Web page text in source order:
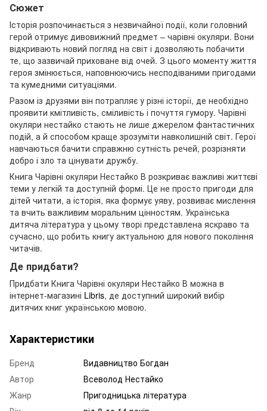
Сюжет
Історія розпочинається з незвичайної події, коли головний
герой отримує дивовижний предмет – чарівні окуляри. Вони
відкривають новий погляд на світ і дозволяють побачити
те, що зазвичай приховане від очей. З цього моменту життя
героя змінюється, наповнюючись несподіваними пригодами
та кумедними ситуаціями.
Разом із друзями він потрапляє у різні історії, де необхідно
проявити кмітливість, сміливість і почуття гумору. Чарівні
окуляри нестайко стають не лише джерелом фантастичних
подій, а й способом краще зрозуміти навколишній світ. Герої
навчаються бачити справжню сутність речей, розрізняти
добро і зло та цінувати дружбу.
Книга Чарівні окуляри Нестайко В розкриває важливі життєві
теми у легкій та доступній формі. Це не просто пригоди для
дітей читати, а історія, яка формує уяву, розвиває мислення
та вчить важливим моральним цінностям. Українська
дитяча література у цьому творі представлена яскраво та
сучасно, що робить книгу актуальною для нового покоління
читачів.
Де придбати?
Придбати Книга Чарівні окуляри Нестайко В можна в
інтернет-магазині Libris, де доступний широкий вибір
дитячих книг українською мовою.
Характеристики
Бренд
Видавництво Богдан
Автор
Всеволод Нестайко
Жанр
Пригодницька література